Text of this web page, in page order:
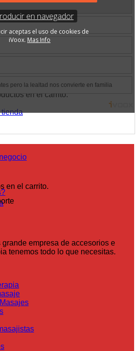
en el carrito.
en el carrito.
empresa de accesorios e
tenemos todo lo que necesitas.